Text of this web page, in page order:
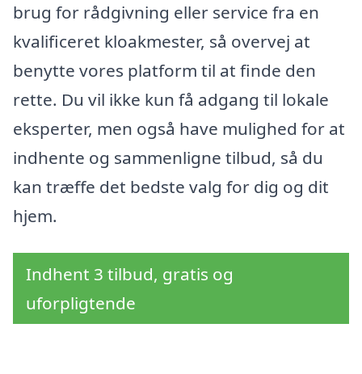
brug for rådgivning eller service fra en
kvalificeret kloakmester, så overvej at
benytte vores platform til at finde den
rette. Du vil ikke kun få adgang til lokale
eksperter, men også have mulighed for at
indhente og sammenligne tilbud, så du
kan træffe det bedste valg for dig og dit
hjem.
Indhent 3 tilbud, gratis og
uforpligtende